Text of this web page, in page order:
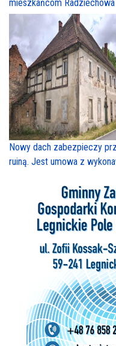
mieszkańcom Radziechowa
Nowy dach zabezpieczy
ruiną. Jest umowa z